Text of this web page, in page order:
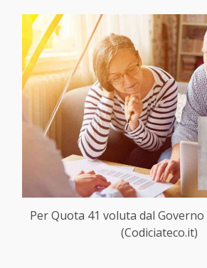
Per Quota 41 voluta dal
(Codiciateco.it)